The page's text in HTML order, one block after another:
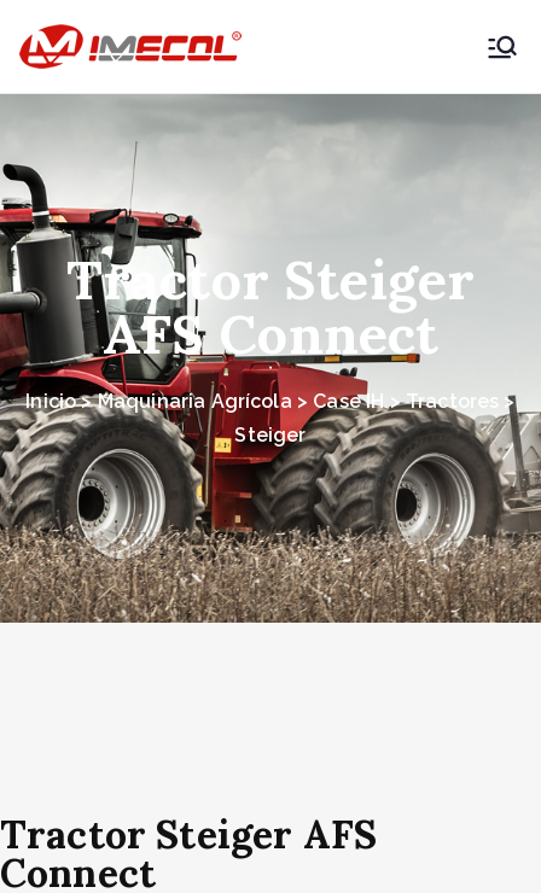
Expertos en
agrícola y
vehículos
productivos
Tractor Steiger
AFS Connect
Inicio > Maquinaria Agrícola > Case IH > Tractores >
Steiger
Tractor Steiger AFS
Connect